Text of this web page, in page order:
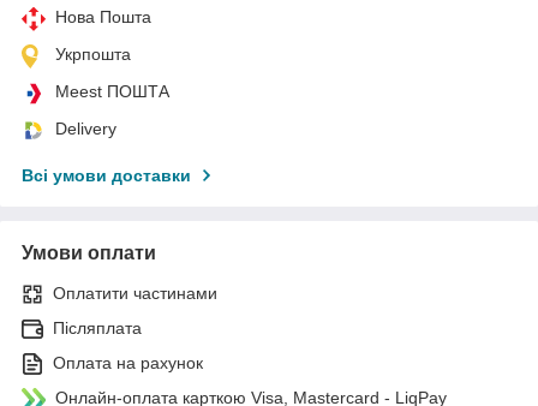
Нова Пошта
Укрпошта
Meest ПОШТА
Delivery
Всі умови доставки
Умови оплати
Оплатити частинами
Післяплата
Оплата на рахунок
Онлайн-оплата карткою Visa, Mastercard - LiqPay